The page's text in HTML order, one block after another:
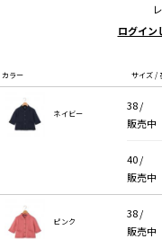
ログイン
カラー サイズ /
ネイビー
38 /
販売中
40 /
販売中
ピンク
38 /
販売中